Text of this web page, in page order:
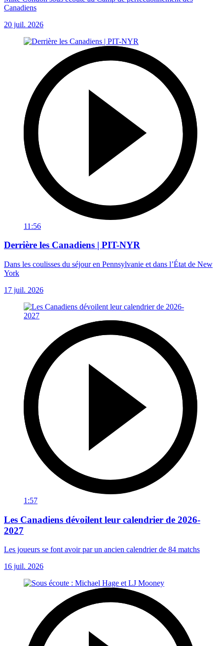
Canadiens
20 juil. 2026
11:56
Derrière les Canadiens | PIT-NYR
Dans les coulisses du séjour en Pennsylvanie et dans l’État de New
York
17 juil. 2026
1:57
Les Canadiens dévoilent leur calendrier de 2026-
2027
Les joueurs se font avoir par un ancien calendrier de 84 matchs
16 juil. 2026